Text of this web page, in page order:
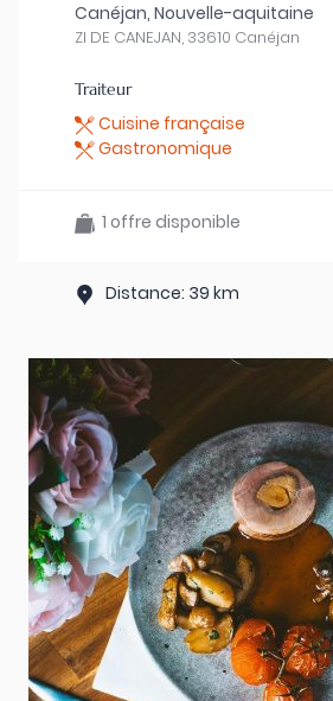
Canéjan, Nouvelle-aquitaine
ZI DE CANEJAN, 33610 Canéjan
Traiteur
Cuisine française
Gastronomique
1 offre disponible
Distance: 39 km